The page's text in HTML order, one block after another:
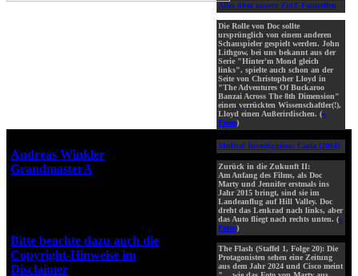
Alles über unsere ZidZ-Fantreffen
Die Rolle von Doc sollte
ursprünglich von einem anderen
Schauspieler gespielt werden. John
Lithgow, bei uns bekannt aus der
Serie "Hinter'm Mond gleich
links", spielte auch schon an der
Seite von Christopher Lloyd in
"The Adventures Of Buckaroo
Banzai Across The 8th Dimension"
einen verrückten Wissenschaftler(!),
Lloyd einen Außerirdischen. (»
Fotos)
Medical Investigation: Carla (2004)
Zurück in die Zukunft II:
Am Anfang des Films, als Doc
Marty und Jennifer erstmals ins
Jahr 2015 bringt, sind sie im
Landeanflug auf Hill Valley. Doc
dreht das Lenkrad nach links, aber
das Auto fliegt nach rechts unten. (»
Fotos)
The Flash (Staffel 1, Folge 20): Die
Protagonisten sehen eine Zeitung
aus dem Jahr 2024 und Cisco meint
Andreas Winkler
GrandmasterA
Bitte beachte dazu auch die
Copyright-Hinweise im
Disclaimer